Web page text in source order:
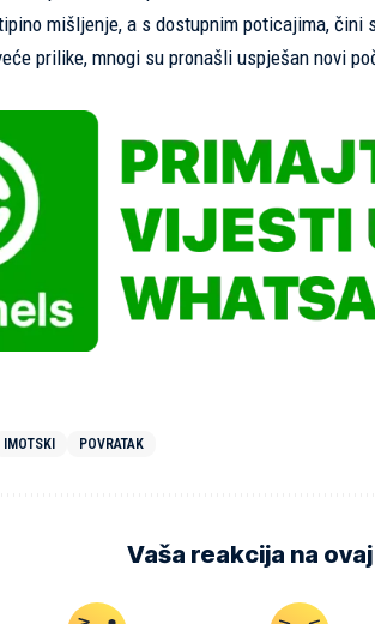
mišljenje, a s dostupnim poticajima,
prilike, mnogi su pronašli uspješan novi
IMOTSKI POVRATAK
Vaša reakcija na